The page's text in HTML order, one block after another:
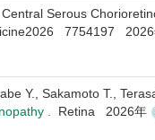
Serous
7754197
Y., Sakamoto T.,
. Retina 2026年